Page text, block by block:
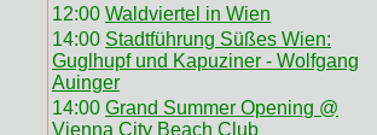
12:00 Waldviertel in Wien
14:00 Stadtführung Süßes Wien:
Guglhupf und Kapuziner - Wolfgang
Auinger
14:00 Grand Summer Opening @
Vienna City Beach Club